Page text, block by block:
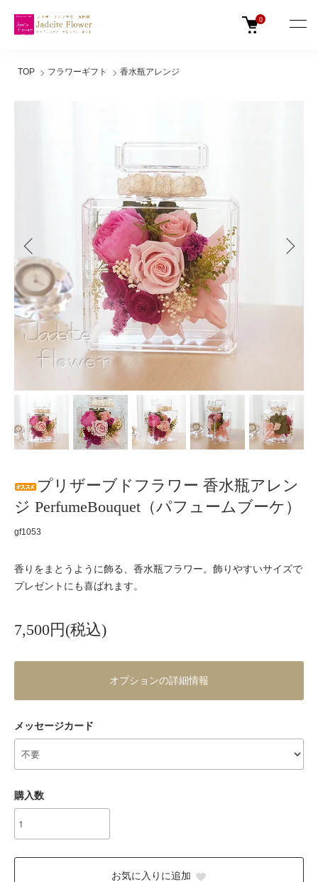
0
TOP フラワーギフト 香水瓶アレンジ
プリザーブドフラワー 香水瓶アレン
ジ PerfumeBouquet（パフュームブーケ）
gf1053
香りをまとうように飾る、香水瓶フラワー。飾りやすいサイズで
プレゼントにも喜ばれます。
7,500円(税込)
オプションの詳細情報
メッセージカード
購入数
お気に入りに追加